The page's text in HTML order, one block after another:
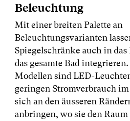
Beleuchtung
Mit einer breiten Palette an
Beleuchtungsvarianten
Spiegelschränke auch in
das gesamte Bad
Modellen sind LED-
geringen Stromverbrauch im
sich an den äusseren
anbringen, wo sie den